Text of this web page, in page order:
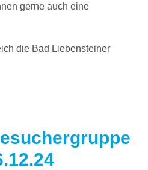
gerne auch eine
die Bad Liebensteiner